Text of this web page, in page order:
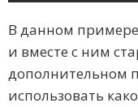
В данном
и вместе с ним
дополнительном
использовать